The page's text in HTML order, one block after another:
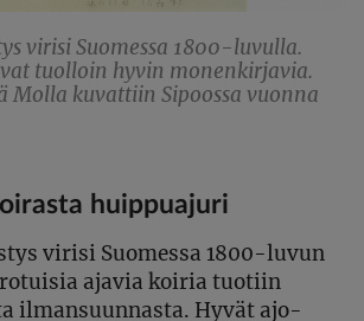
virisi Suomessa 1800-luvulla.
tuolloin hyvin monenkirjavia.
Molla kuvattiin Sipoossa vuonna
huippuajuri
virisi Suomessa 1800-luvun
ajavia koiria tuotiin
ilmansuunnasta. Hyvät ajo-